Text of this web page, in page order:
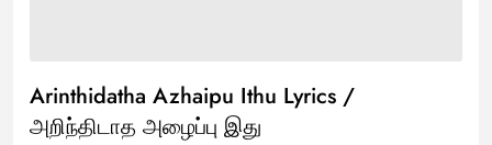
Arinthidatha Azhaipu Ithu Lyrics /
அறிந்திடாத அழைப்பு இது